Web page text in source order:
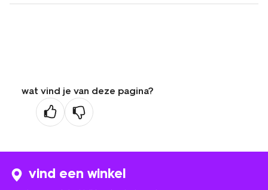
wat vind je van deze pagina?
vind een winkel